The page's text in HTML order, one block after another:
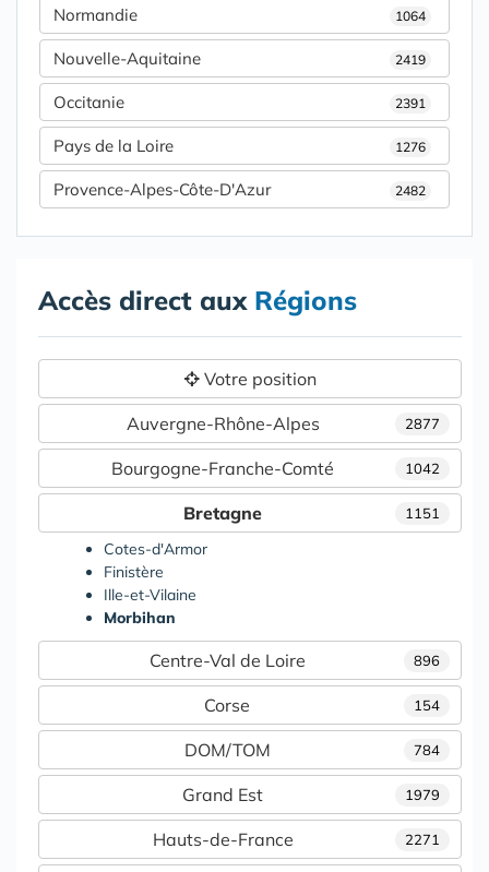
Normandie 1064
Nouvelle-Aquitaine 2419
Occitanie 2391
Pays de la Loire 1276
Provence-Alpes-Côte-D'Azur 2482
Accès direct aux Régions
Votre position
2877
Auvergne-Rhône-Alpes
1042
Bourgogne-Franche-Comté
1151
Bretagne
Cotes-d'Armor
Finistère
Ille-et-Vilaine
Morbihan
896
Centre-Val de Loire
154
Corse
784
DOM/TOM
1979
Grand Est
2271
Hauts-de-France